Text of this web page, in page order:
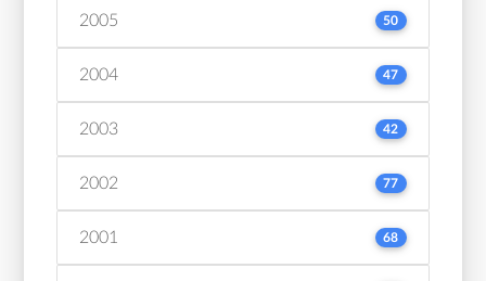
2005 50
2004 47
2003 42
2002 77
2001 68